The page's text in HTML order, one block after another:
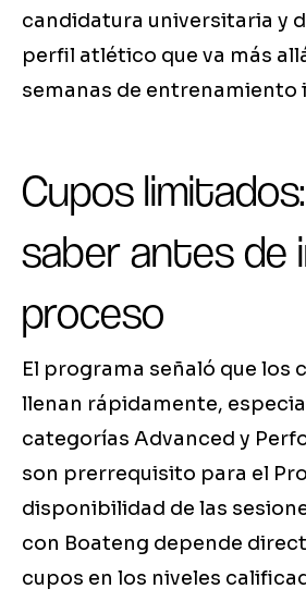
candidatura universitaria y
perfil atlético que va más
semanas de entrenamiento
Cupos
saber antes de
proceso
El programa señaló que los
llenan rápidamente,
categorías Advanced y
son prerrequisito para el
disponibilidad de las
con Boateng depende
cupos en los niveles